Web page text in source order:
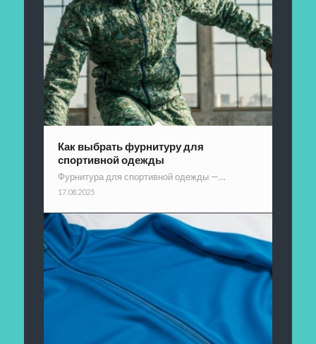
Как выбрать фурнитуру для
спортивной одежды
Фурнитура для спортивной одежды —…
17.08.2025